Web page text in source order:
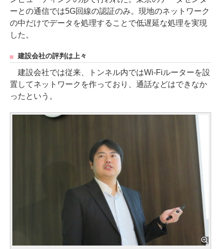
ーとの通信では5G回線の認証のみ。現地のネットワーク
の中だけでデータを処理することで低遅延な処理を実現
した。
建設会社の評判は上々
建設会社では従来、トンネル内ではWi-Fiルーターを設
置してネットワークを作っており、通話などはできなか
ったという。